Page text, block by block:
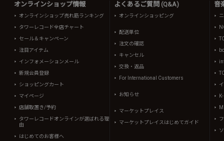
オンラインショップ情報
オンラインショップ売れ筋ランキング
タワーレコード全店チャート
セール＆キャンペーン
注目アイテム
インフォメーションメール
新規会員登録
ショッピングカート
マイページ
店舗取置き/予約
タワーレコードオンラインが選ばれる理
由
はじめてのお客様へ
よくあるご質問 (Q&A)
オンラインショッピング
配送単位
注文の確認
キャンセル
交換・返品
For International Customers
お知らせ
マーケットプレイス
マーケットプレイスはじめてガイド
音